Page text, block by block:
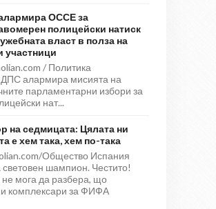
ОССЕ за
полицейски натиск
власт в полза на
участници
/ Политика
ДПС алармира мисията на
парламентарни избори за
нат...
на седмицата: Цялата ни
е хем така, хем по-така
Общество Испания
световен шампион. Честито!
мога да разбера, що
комплексари за ФИФА